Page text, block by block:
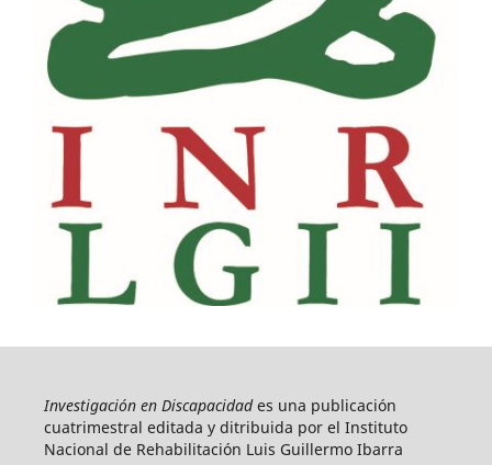
Investigación en Discapacidades una publicación
cuatrimestral editada y ditribuida por el Instituto
Nacional de Rehabilitación Luis Guillermo Ibarra